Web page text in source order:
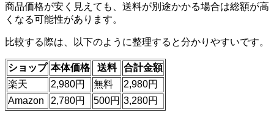
商品価格が安く見えても、送料が別途かかる場合は総額が高
くなる可能性があります。
比較する際は、以下のように整理すると分かりやすいです。
ショップ 本体価格 送料
合計金額
楽天
2,980円 無料
2,980円
Amazon
2,780円 500円 3,280円